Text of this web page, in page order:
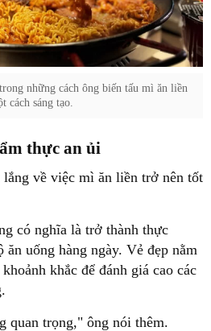
những cách ông biến tấu mì ăn liền
cách sáng tạo.
thực an ủi
về việc mì ăn liền trở nên tốt
có nghĩa là trở thành thực
ăn uống hàng ngày. Vẻ đẹp nằm
khắc để đánh giá cao các
quan trọng," ông nói thêm.